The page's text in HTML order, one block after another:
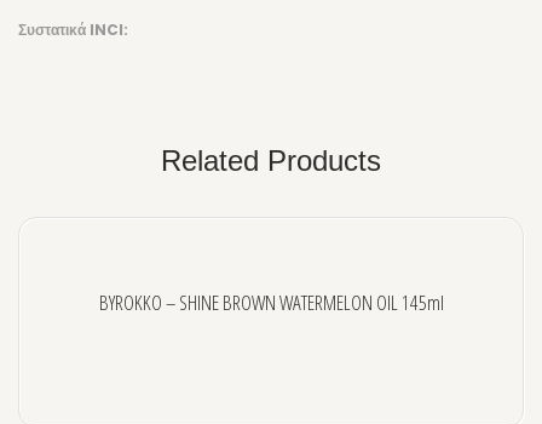
Συστατικά INCI:
Related Products
BYROKKO – SHINE BROWN WATERMELON OIL 145ml